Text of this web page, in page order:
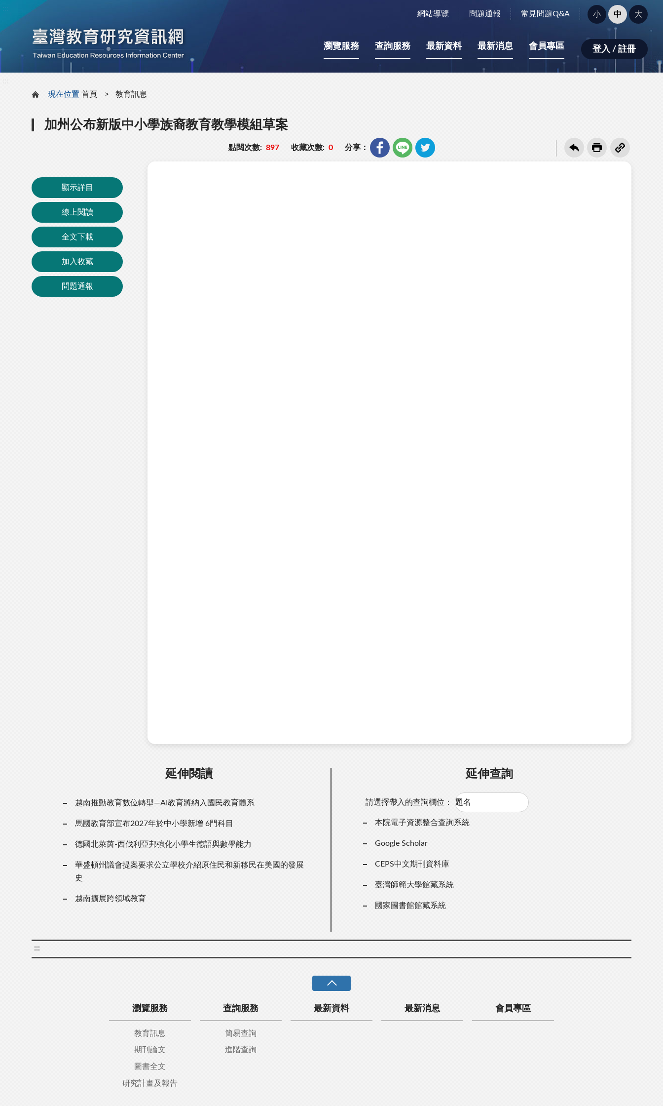
網站導覽 問題通報 常見問題Q&A
字
型
小：
小 中 大
瀏覽服務 查詢服務 最新資料 最新消息 會員專區 登入 / 註冊
現在位置 首頁 教育訊息
加州公布新版中小學族裔教育教學模組草案
點閱次數: 897 收藏次數: 0 分享：
顯示詳目
線上閱讀
全文下載
加入收藏
問題通報
延伸閱讀
越南推動教育數位轉型—AI教育將納入國民教育體系
馬國教育部宣布2027年於中小學新增 6門科目
德國北萊茵-西伐利亞邦強化小學生德語與數學能力
華盛頓州議會提案要求公立學校介紹原住民和新移民在美國的發展
史
越南擴展跨領域教育
延伸查詢
請選擇帶入的查詢欄位：
本院電子資源整合查詢系統
Google Scholar
CEPS中文期刊資料庫
臺灣師範大學館藏系統
國家圖書館館藏系統
:::
瀏覽服務
教育訊息
期刊論文
圖書全文
研究計畫及報告
查詢服務
簡易查詢
進階查詢
最新資料 最新消息 會員專區